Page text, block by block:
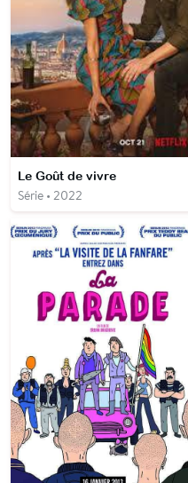
Le Goût de vivre
Série • 2022